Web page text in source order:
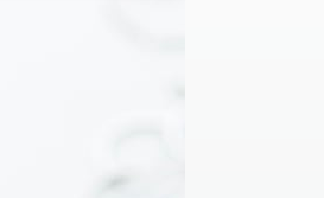
いま